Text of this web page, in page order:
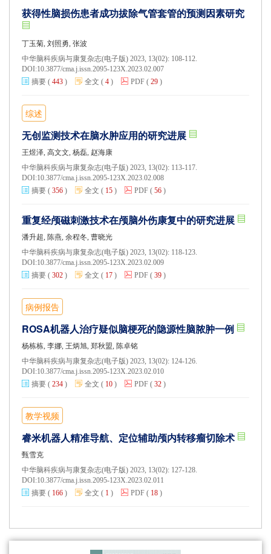
获得性脑损伤患者成功拔除气管套管的预测因素研究
丁玉菊, 刘照勇, 张波
中华脑科疾病与康复杂志(电子版) 2023, 13(02): 108-112.
DOI:10.3877/cma.j.issn.2095-123X.2023.02.007
摘要 ( 443 ) 全文 ( 4 ) PDF ( 29 )
综述
无创监测技术在脑水肿应用的研究进展
王煜泽, 高文文, 杨磊, 赵海康
中华脑科疾病与康复杂志(电子版) 2023, 13(02): 113-117.
DOI:10.3877/cma.j.issn.2095-123X.2023.02.008
摘要 ( 356 ) 全文 ( 15 ) PDF ( 56 )
重复经颅磁刺激技术在颅脑外伤康复中的研究进展
潘升超, 陈燕, 余程冬, 曹晓光
中华脑科疾病与康复杂志(电子版) 2023, 13(02): 118-123.
DOI:10.3877/cma.j.issn.2095-123X.2023.02.009
摘要 ( 302 ) 全文 ( 17 ) PDF ( 39 )
病例报告
ROSA机器人治疗疑似脑梗死的隐源性脑脓肿一例
杨栋栋, 李娜, 王炳旭, 郑秋盟, 陈卓铭
中华脑科疾病与康复杂志(电子版) 2023, 13(02): 124-126.
DOI:10.3877/cma.j.issn.2095-123X.2023.02.010
摘要 ( 234 ) 全文 ( 10 ) PDF ( 32 )
教学视频
睿米机器人精准导航、定位辅助颅内转移瘤切除术
甄雪克
中华脑科疾病与康复杂志(电子版) 2023, 13(02): 127-128.
DOI:10.3877/cma.j.issn.2095-123X.2023.02.011
摘要 ( 166 ) 全文 ( 1 ) PDF ( 18 )